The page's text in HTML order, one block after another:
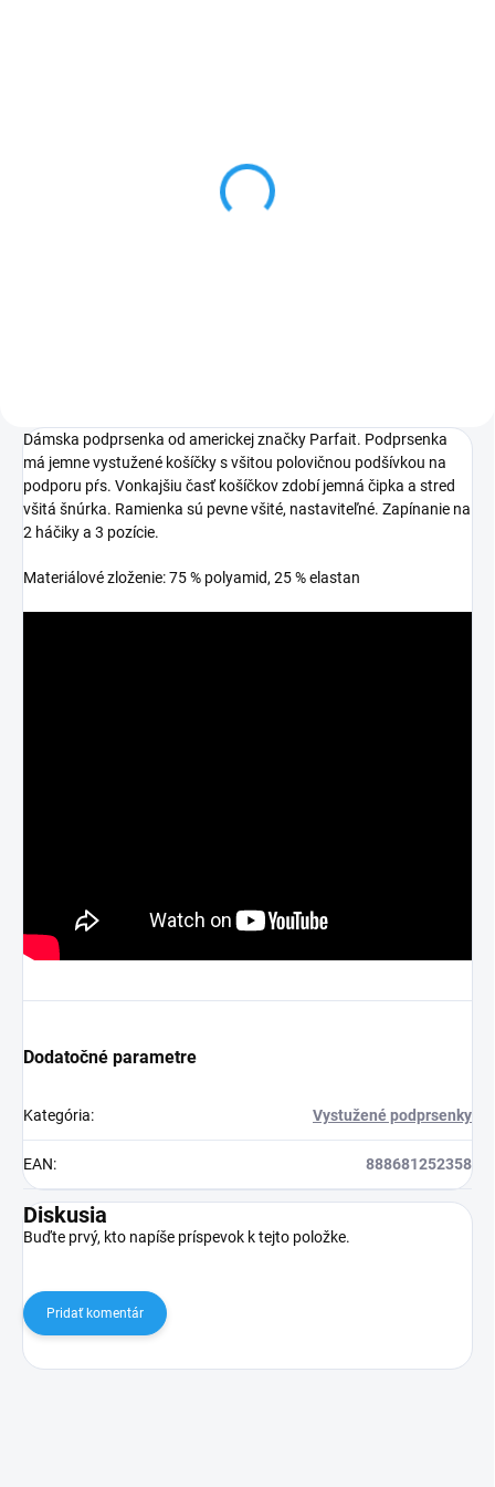
Dámska podprsenka od americkej značky Parfait. Podprsenka
má jemne vystužené košíčky s všitou polovičnou podšívkou na
podporu pŕs. Vonkajšiu časť košíčkov zdobí jemná čipka a stred
všitá šnúrka. Ramienka sú pevne všité, nastaviteľné. Zapínanie na
2 háčiky a 3 pozície.
Materiálové zloženie: 75 % polyamid, 25 % elastan
Dodatočné parametre
Kategória: Vystužené podprsenky
EAN: 888681252358
Diskusia
Buďte prvý, kto napíše príspevok k tejto položke.
Pridať komentár